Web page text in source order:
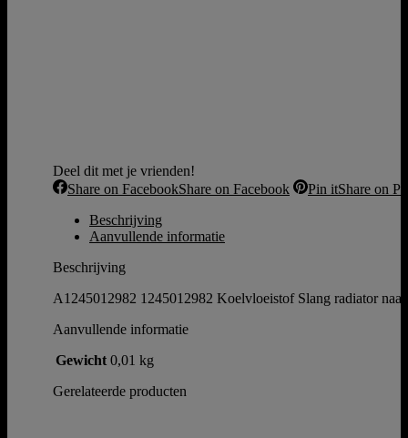
Deel dit met je vrienden!
Share on FacebookShare on Facebook Pin itShare on
Beschrijving
Aanvullende informatie
Beschrijving
A1245012982 1245012982 Koelvloeistof Slang radiator
Aanvullende informatie
Gewicht 0,01 kg
Gerelateerde producten